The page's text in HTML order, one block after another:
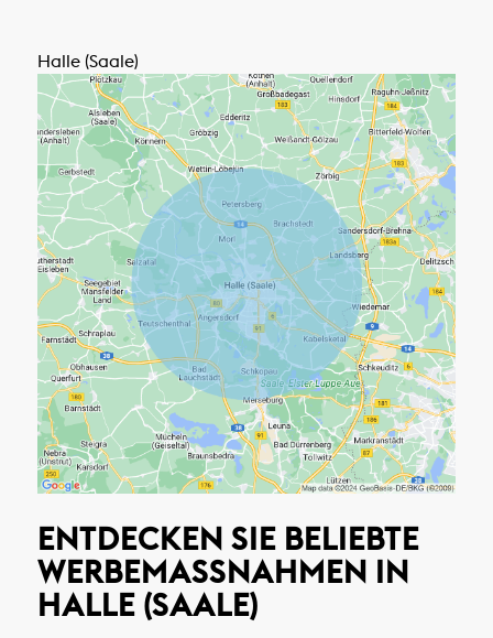
ENTDECKEN SIE BELIEBTE
WERBEMASSNAHMEN IN H
ALLE (SAALE)
Halle (Saale)